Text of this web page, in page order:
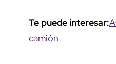
Te puede interesar:
camión